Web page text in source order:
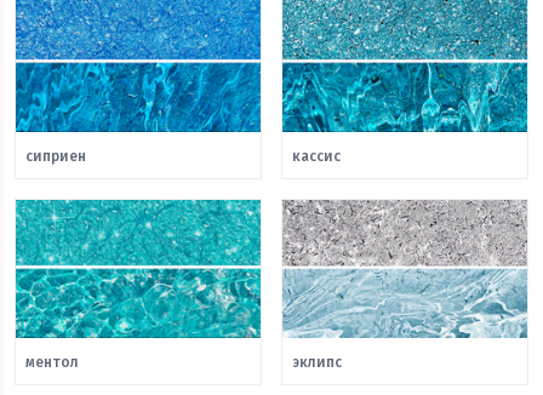
сиприен кассис
ментол эклипс